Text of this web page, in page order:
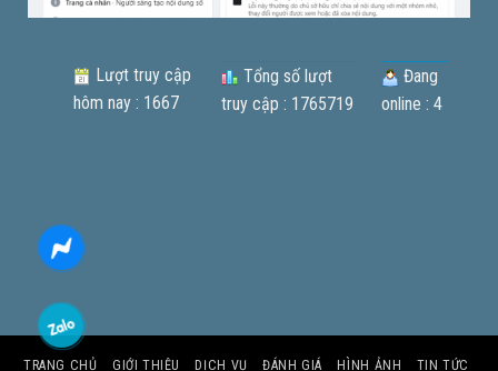
Lượt truy cập
hôm nay : 1667
Tổng số lượt
truy cập : 1765719
Đang
online : 4
TRANG CHỦ GIỚI THIỆU DỊCH VỤ ĐÁNH GIÁ HÌNH ẢNH TIN TỨC